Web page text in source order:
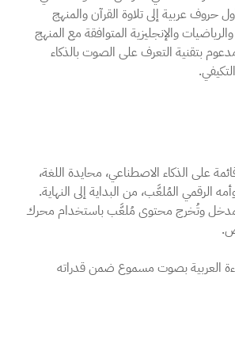
حروف عربية إلى تلاوة القرآن والمنهج
والإنجليزية المتوافقة مع المنهج
بتقنية التعرف على الصوت بالذكاء
على الذكاء الاصطناعي، محايدة اللغة،
الرقمي المُلعَّب، من البداية إلى النهاية.
كمدخل وتُخرج محتوى مُلعَّب باستخدام محرك
العربية بصوت مسموع ضمن قدراته